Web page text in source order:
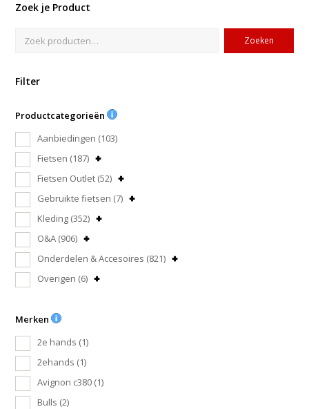
Zoek je Product
Zoeken
Filter
Productcategorieën
Aanbiedingen (103)
Fietsen (187)
Fietsen Outlet (52)
Gebruikte fietsen (7)
Kleding (352)
O&A (906)
Onderdelen & Accesoires (821)
Overigen (6)
Merken
2e hands (1)
2ehands (1)
Avignon c380 (1)
Bulls (2)